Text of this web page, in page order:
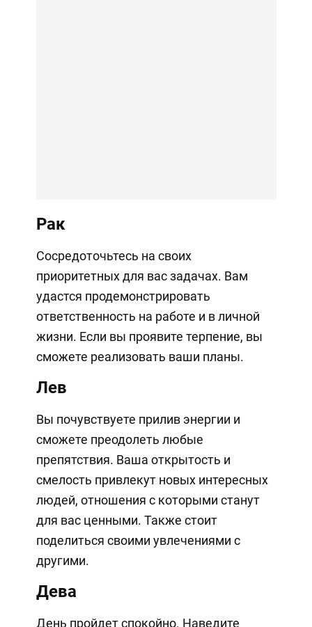
Рак
Сосредоточьтесь на своих
приоритетных для вас задачах. Вам
удастся продемонстрировать
ответственность на работе и в личной
жизни. Если вы проявите терпение, вы
сможете реализовать ваши планы.
Лев
Вы почувствуете прилив энергии и
сможете преодолеть любые
препятствия. Ваша открытость и
смелость привлекут новых интересных
людей, отношения с которыми станут
для вас ценными. Также стоит
поделиться своими увлечениями с
другими.
Дева
День пройдет спокойно. Наведите